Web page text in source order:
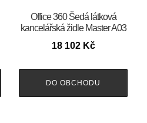
Office 360 Šedá látková
kancelářská židle Master A03
18 102 Kč
DO OBCHODU